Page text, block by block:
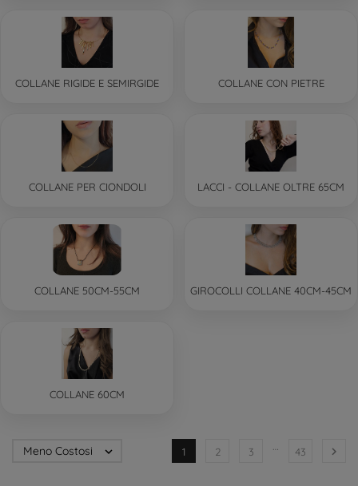
COLLANE RIGIDE E SEMIRGIDE COLLANE CON PIETRE
COLLANE PER CIONDOLI LACCI - COLLANE OLTRE 65CM
COLLANE 50CM-55CM GIROCOLLI COLLANE 40CM-45CM
COLLANE 60CM
Meno Costosi  1 2 3 … 43 